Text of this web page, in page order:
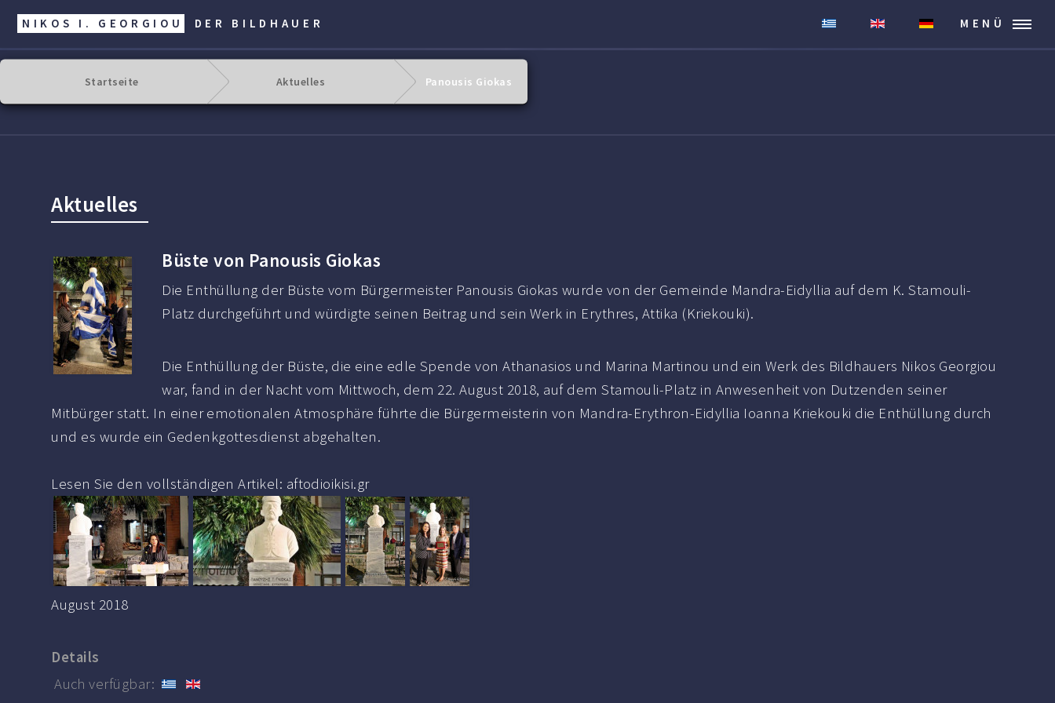
NIKOS I. GEORGIOU DER BILDHAUER MENÜ
Startseite Aktuelles Panousis Giokas
Aktuelles
Büste von Panousis Giokas
Die Enthüllung der Büste vom Bürgermeister Panousis Giokas wurde von der Gemeinde Mandra-Eidyllia auf dem K. Stamouli-
Platz durchgeführt und würdigte seinen Beitrag und sein Werk in Erythres, Attika (Kriekouki).
Die Enthüllung der Büste, die eine edle Spende von Athanasios und Marina Martinou und ein Werk des Bildhauers Nikos Georgiou
war, fand in der Nacht vom Mittwoch, dem 22. August 2018, auf dem Stamouli-Platz in Anwesenheit von Dutzenden seiner
Mitbürger statt. In einer emotionalen Atmosphäre führte die Bürgermeisterin von Mandra-Erythron-Eidyllia Ioanna Kriekouki die Enthüllung durch
und es wurde ein Gedenkgottesdienst abgehalten.
Lesen Sie den vollständigen Artikel: aftodioikisi.gr
August 2018
Details
Auch verfügbar: